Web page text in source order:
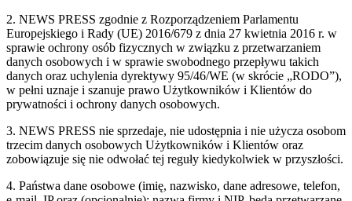
2. NEWS PRESS zgodnie z Rozporządzeniem Parlamentu
Europejskiego i Rady (UE) 2016/679 z dnia 27 kwietnia 2016 r. w
sprawie ochrony osób fizycznych w związku z przetwarzaniem
danych osobowych i w sprawie swobodnego przepływu takich
danych oraz uchylenia dyrektywy 95/46/WE (w skrócie „RODO”),
w pełni uznaje i szanuje prawo Użytkowników i Klientów do
prywatności i ochrony danych osobowych.
3. NEWS PRESS nie sprzedaje, nie udostępnia i nie użycza osobom
trzecim danych osobowych Użytkowników i Klientów oraz
zobowiązuje się nie odwołać tej reguły kiedykolwiek w przyszłości.
4. Państwa dane osobowe (imię, nazwisko, dane adresowe, telefon,